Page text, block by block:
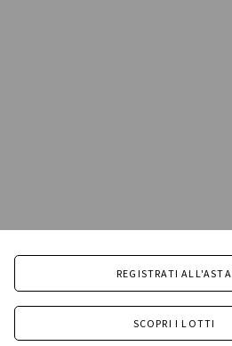
REGISTRATI ALL'ASTA
SCOPRI I LOTTI